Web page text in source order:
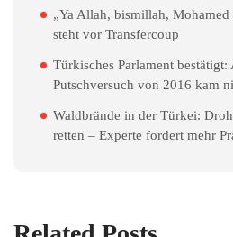
„Ya Allah, bismillah, Mohamed
steht vor Transfercoup
Türkisches Parlament
Putschversuch von 2016 kam
Waldbrände in der Türkei:
retten – Experte fordert mehr